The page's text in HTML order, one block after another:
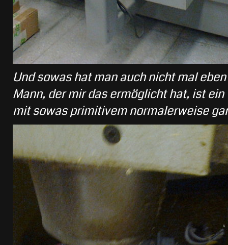
Und sowas hat man auch nicht mal
Mann, der mir das ermöglicht hat, ist
mit sowas primitivem normalerweise